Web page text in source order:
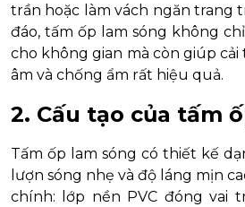
trần hoặc làm vách ngăn trang
đáo, tấm ốp lam sóng không
cho không gian mà còn giúp
âm và chống ẩm rất hiệu quả.
2. Cấu tạo của tấm
Tấm ốp lam sóng có thiết kế
lượn sóng nhẹ và độ láng mịn
chính: lớp nền PVC đóng vai